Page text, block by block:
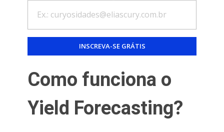
Como funciona o
Yield Forecasting?